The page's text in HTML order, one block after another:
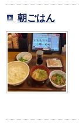
朝ごはん